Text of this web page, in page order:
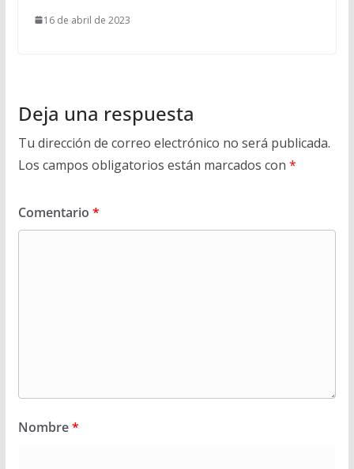
16 de abril de 2023
Deja una respuesta
Tu dirección de correo electrónico no será publicada.
Los campos obligatorios están marcados con *
Comentario *
Nombre*